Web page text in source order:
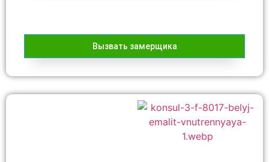
Вызвать замерщика